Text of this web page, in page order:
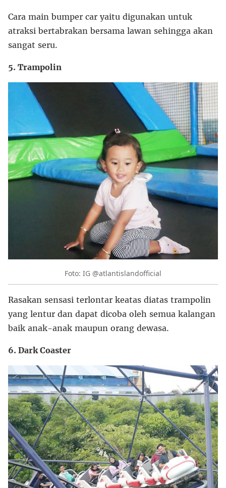
Cara main bumper car yaitu digunakan untuk
atraksi bertabrakan bersama lawan sehingga akan
sangat seru.
5. Trampolin
Foto: IG @atlantislandofficial
Rasakan sensasi terlontar keatas diatas trampolin
yang lentur dan dapat dicoba oleh semua kalangan
baik anak-anak maupun orang dewasa.
6. Dark Coaster